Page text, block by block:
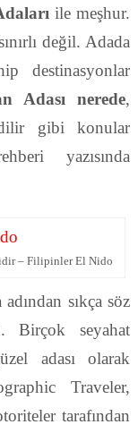
ile meşhur.
değil. Adada
destinasyonlar
Adası nerede,
gibi konular
yazısında
– Filipinler El Nido
sıkça söz
Birçok seyahat
adası olarak
Traveler,
tarafından